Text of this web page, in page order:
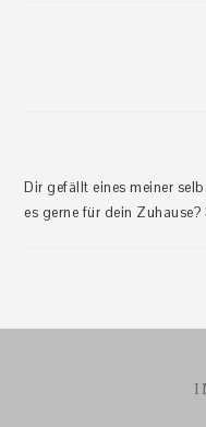
Dir gefällt eines meiner
es gerne für dein